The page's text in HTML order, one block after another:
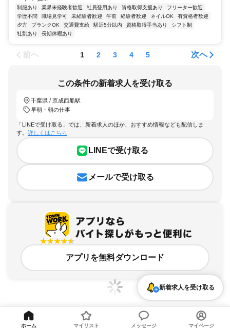
制服あり 業界未経験者歓迎 社員登用あり 資格取得支援あり
フリーター歓迎
学歴不問
職場見学可 未経験者歓迎 午前 経験者歓迎 ネイルOK
有資格者歓迎
夕方
ブランクOK 交通費支給 駅近5分以内 資格取得手当あり
シフト制
社割あり
長期休暇あり
前へ 1 2 3 4 5 次へ
この条件の新着求人を受け取る
千葉県 / 京成西船駅
早朝・朝の仕事
「LINEで受け取る」では、新着求人のほか、おすすめ情報なども配信しま
す。 詳しくはこちら
LINEで受け取る
メールで受け取る
アプリを無料ダウンロード
千葉県、京成西船駅、早朝・朝の仕事のアルバイト・バイト求人情報
新着求人を受け取る
ホーム マイリスト メッセージ マイページ